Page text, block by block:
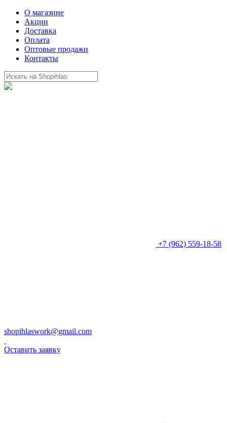
О магазине
Акции
Доставка
Оплата
Оптовые продажи
Контакты
+7 (962) 559-18-58
shopihlaswork@gmail.com
Оставить заявку